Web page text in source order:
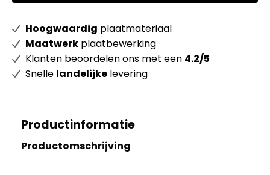
Hoogwaardig plaatmateriaal
Maatwerk plaatbewerking
Klanten beoordelen ons met een 4.2/5
Snelle landelijke levering
Productinformatie
Productomschrijving